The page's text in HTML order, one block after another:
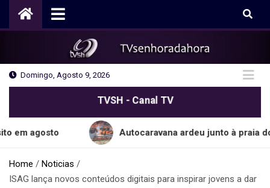
Domingo, Agosto 9, 2026
TVSH - Canal TV
Autocaravana ardeu junto à praia do Cabo do
Home
Noticias
ISAG lança novos conteúdos digitais para inspirar jovens a dar